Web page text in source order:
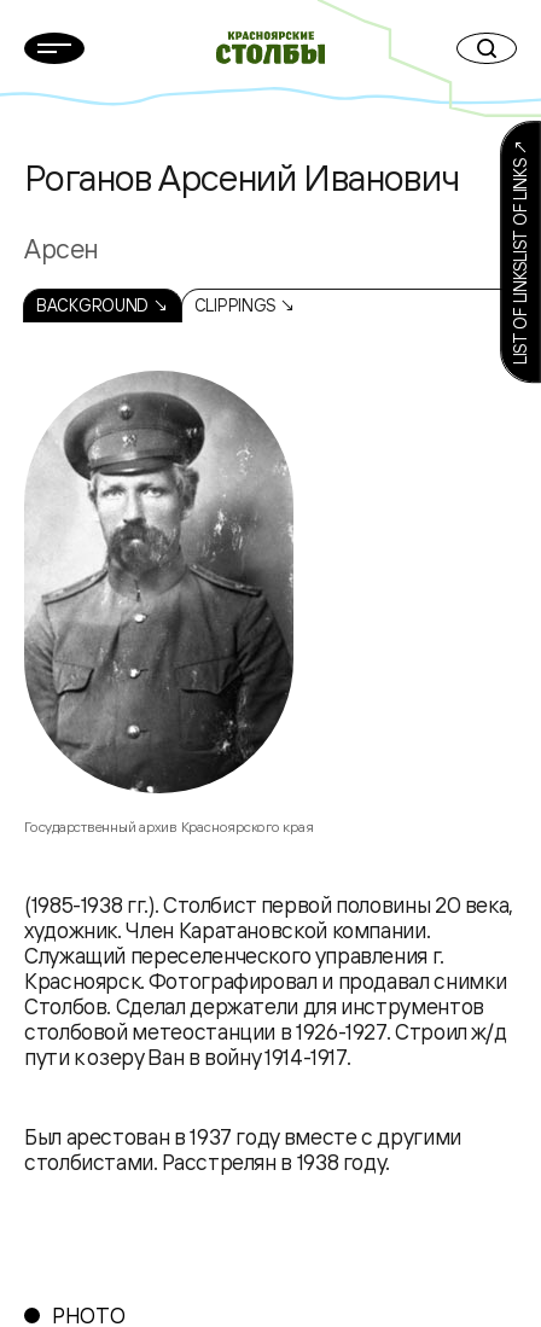
Роганов Арсений Иванович
Арсен
BACKGROUND ↘ CLIPPINGS ↘
(1985-1938 гг.). Столбист первой половины 20 века,
художник. Член Каратановской компании.
Служащий переселенческого управления г.
Красноярск. Фотографировал и продавал снимки
Столбов. Сделал держатели для инструментов
столбовой метеостанции в 1926-1927. Строил ж/д
пути к озеру Ван в войну 1914-1917.
Был арестован в 1937 году вместе с другими
столбистами. Расстрелян в 1938 году.
Государственный архив Красноярского края
LIST OF LINKSLIST OF LINKS ↗
PHOTO